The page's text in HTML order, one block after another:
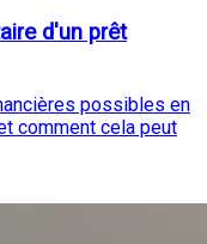
d'un prêt
possibles en
comment cela peut